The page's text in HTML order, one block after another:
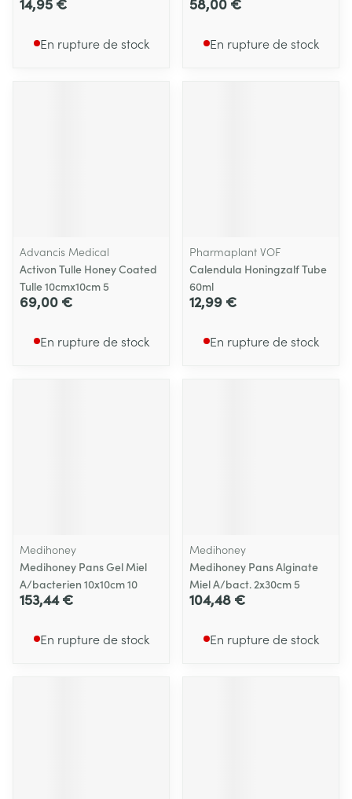
En rupture de stock En rupture de stock
Advancis Medical
Activon Tulle Honey Coated
Tulle 10cmx10cm 5
69,00 €
En rupture de stock
Pharmaplant VOF
Calendula Honingzalf Tube
60ml
12,99 €
En rupture de stock
Medihoney
Medihoney Pans Gel Miel
A/bacterien 10x10cm 10
153,44 €
En rupture de stock
Medihoney
Medihoney Pans Alginate
Miel A/bact. 2x30cm 5
104,48 €
En rupture de stock